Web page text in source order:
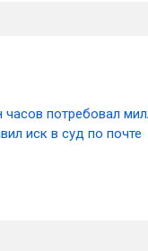
часов потребовал
иск в суд по почте